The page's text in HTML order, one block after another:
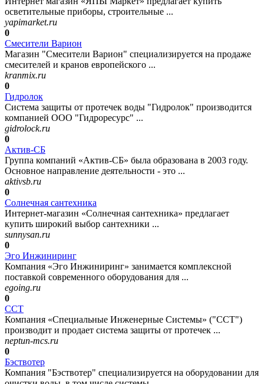
осветительные приборы, строительные ...
yapimarket.ru
0
Смесители Варион
Магазин "Смесители Варион" специализируется на продаже
смесителей и кранов европейского ...
kranmix.ru
0
Гидролок
Система защиты от протечек воды "Гидролок" производится
компанией ООО "Гидроресурс" ...
gidrolock.ru
0
Актив-СБ
Группа компаний «Актив-СБ» была образована в 2003 году.
Основное направление деятельности - это ...
aktivsb.ru
0
Солнечная сантехника
Интернет-магазин «Солнечная сантехника» предлагает
купить широкий выбор сантехники ...
sunnysan.ru
0
Эго Инжиниринг
Компания «Эго Инжиниринг» занимается комплексной
поставкой современного оборудования для ...
egoing.ru
0
ССТ
Компания «Специальные Инженерные Системы» ("ССТ")
производит и продает система защиты от протечек ...
neptun-mcs.ru
0
Бэствотер
Компания "Бэствотер" специализируется на оборудовании для